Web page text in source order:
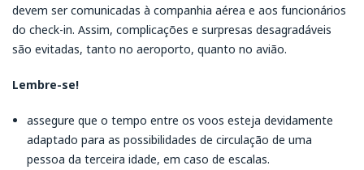
devem ser comunicadas à companhia aérea e aos funcionários
do check-in. Assim, complicações e surpresas desagradáveis
são evitadas, tanto ​​no aeroporto, quanto no avião.
Lembre-se!
assegure que o tempo entre os voos esteja devidamente
adaptado para as possibilidades de circulação de uma
pessoa da terceira idade, em caso de escalas.